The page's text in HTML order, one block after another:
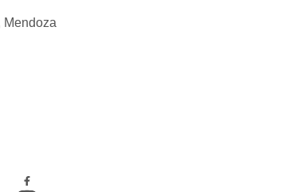
Mendoza